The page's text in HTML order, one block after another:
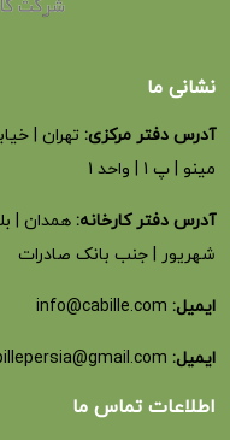
نشانی ما
آدرس دفتر مرکزی: تهران |
مینو | پ 1 | واحد 1
آدرس دفتر کارخانه:
شهریور | جنب بانک صادرات
ایمیل: info@cabille.com
ایمیل:
اطلاعات تماس ما